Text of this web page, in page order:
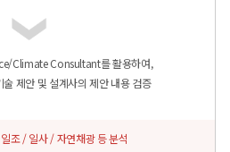
Climate Consultant를 활용하여,
술 제안 및 설계사의 제안 내용 검증
조 / 일사 / 자연채광 등 분석